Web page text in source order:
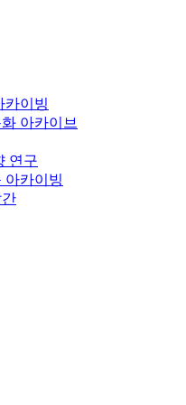
카이빙
아카이브
연구
아카이빙